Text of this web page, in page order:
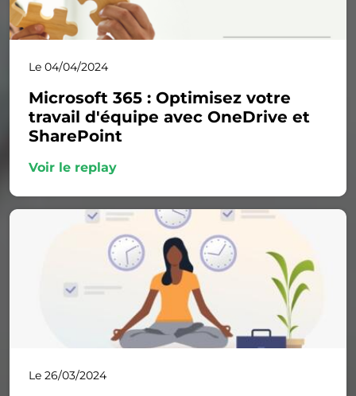
Le 04/04/2024
Microsoft 365 : Optimisez votre
travail d'équipe avec OneDrive et
SharePoint
Voir le replay
Le 26/03/2024